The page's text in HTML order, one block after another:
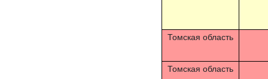
Томская область
Томская область